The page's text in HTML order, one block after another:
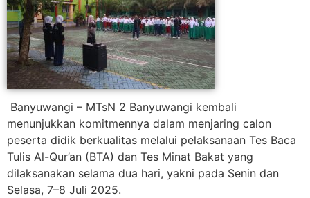
Banyuwangi – MTsN 2 Banyuwangi kembali
menunjukkan komitmennya dalam menjaring calon
peserta didik berkualitas melalui pelaksanaan Tes Baca
Tulis Al-Qur’an (BTA) dan Tes Minat Bakat yang
dilaksanakan selama dua hari, yakni pada Senin dan
Selasa, 7–8 Juli 2025.